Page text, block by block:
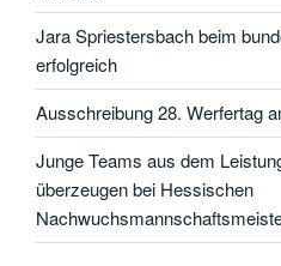
Jara Spriestersbach beim
erfolgreich
Ausschreibung 28. Werfertag
Junge Teams aus dem
überzeugen bei Hessischen